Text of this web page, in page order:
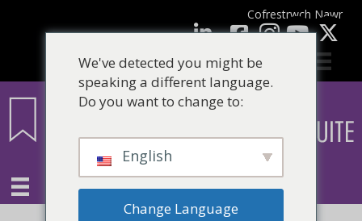
Cofrestrwch Nawr
LinkedInfacebook YouTube
We've detected you might be
speaking a different language.
Do you want to change to:
English
Change Language